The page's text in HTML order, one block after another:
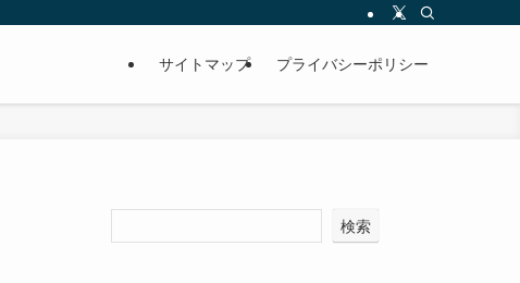
サイトマップ プライバシーポリシー
検索